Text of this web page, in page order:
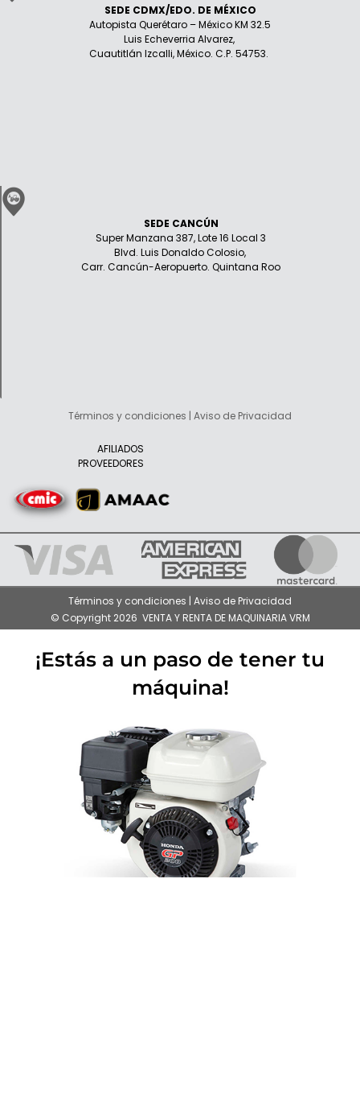
SEDE CDMX/EDO. DE MÉXICO
Autopista Querétaro – México KM 32.5
Luis Echeverria Alvarez,
Cuautitlán Izcalli, México. C.P. 54753.
SEDE CANCÚN
Super Manzana 387, Lote 16 Local 3
Blvd. Luis Donaldo Colosio,
Carr. Cancún-Aeropuerto. Quintana Roo
Términos y condiciones | Aviso de Privacidad
AFILIADOS
PROVEEDORES
Términos y condiciones | Aviso de Privacidad
© Copyright 2026 VENTA Y RENTA DE MAQUINARIA VRM
¡Estás a un paso de tener tu
máquina!